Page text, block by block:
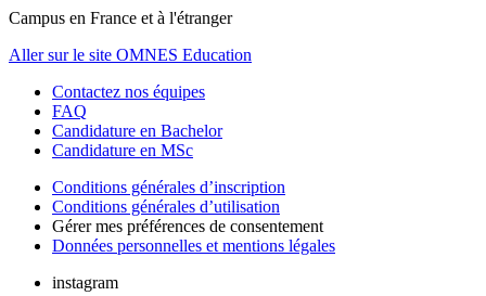
Campus en France et à l'étranger
Aller sur le site OMNES Education
Contactez nos équipes
FAQ
Candidature en Bachelor
Candidature en MSc
Conditions générales d’inscription
Conditions générales d’utilisation
Gérer mes préférences de consentement
Données personnelles et mentions légales
instagram